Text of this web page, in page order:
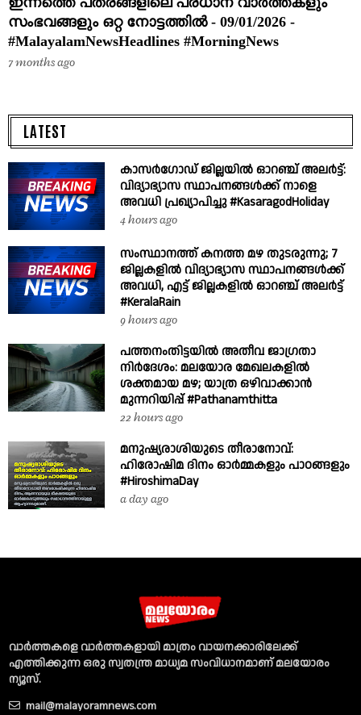
സംഭവങ്ങളും ഒറ്റ നോട്ടത്തിൽ - 09/01/2026 -
#MalayalamNewsHeadlines #MorningNews
7 months ago
LATEST
കാസർഗോഡ് ജില്ലയിൽ ഓറഞ്ച് അലർട്ട്:
വിദ്യാഭ്യാസ സ്ഥാപനങ്ങൾക്ക് നാളെ
അവധി പ്രഖ്യാപിച്ചു #KasaragodHoliday
4 hours ago
സംസ്ഥാനത്ത് കനത്ത മഴ തുടരുന്നു; 7
ജില്ലകളിൽ വിദ്യാഭ്യാസ സ്ഥാപനങ്ങൾക്ക്
അവധി, എട്ട് ജില്ലകളിൽ ഓറഞ്ച് അലർട്ട്
#KeralaRain
9 hours ago
പത്തനംതിട്ടയിൽ അതീവ ജാഗ്രതാ
നിർദേശം: മലയോര മേഖലകളിൽ
ശക്തമായ മഴ; യാത്ര ഒഴിവാക്കാൻ
മുന്നറിയിപ്പ് #Pathanamthitta
22 hours ago
മനുഷ്യരാശിയുടെ തീരാനോവ്:
ഹിരോഷിമ ദിനം ഓർമ്മകളും പാഠങ്ങളും
#HiroshimaDay
a day ago
വാര്‍ത്തകളെ വാര്‍ത്തകളായി മാത്രം വായനക്കാരിലേക്ക്
എത്തിക്കുന്ന ഒരു സ്വതന്ത്ര മാധ്യമ സംവിധാനമാണ് മലയോരം
ന്യൂസ്‌.
mail@malayoramnews.com